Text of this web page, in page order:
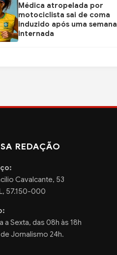
Médica atropelada por
motociclista sai de coma
induzido após uma semana
internada
REDAÇÃO
Cavalcante, 53
57.150-000
a Sexta, das 08h às 18h
Jornalismo 24h.